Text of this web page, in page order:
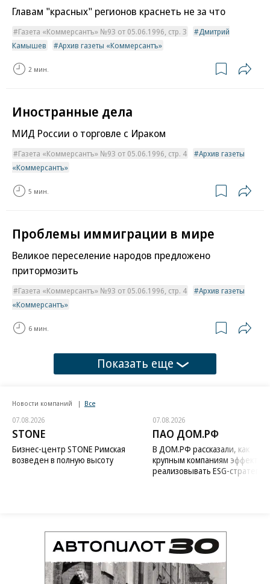
Главам "красных" регионов краснеть не за что
Газета «Коммерсантъ» №93 от 05.06.1996, стр. 3
Дмитрий
Камышев
Архив газеты «Коммерсантъ»
2 мин.
Иностранные дела
МИД России о торговле с Ираком
Газета «Коммерсантъ» №93 от 05.06.1996, стр. 4
Архив газеты
«Коммерсантъ»
5 мин.
Проблемы иммиграции в мире
Великое переселение народов предложено
притормозить
Газета «Коммерсантъ» №93 от 05.06.1996, стр. 4
Архив газеты
«Коммерсантъ»
6 мин.
Показать еще
Новости компаний Все
07.08.2026
STONE
Бизнес-центр STONE Римская
возведен в полную высоту
07.08.2026
ПАО ДОМ.РФ
В ДОМ.РФ рассказали, как
крупным компаниям
реализовывать ESG-стратегию